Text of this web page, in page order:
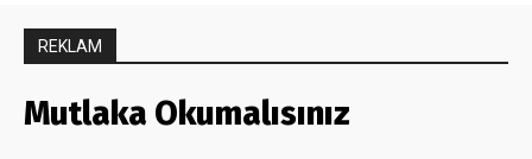
REKLAM
Mutlaka Okumalısınız